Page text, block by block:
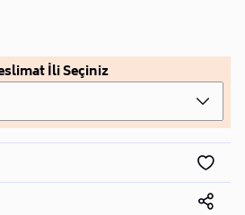
İli Seçiniz